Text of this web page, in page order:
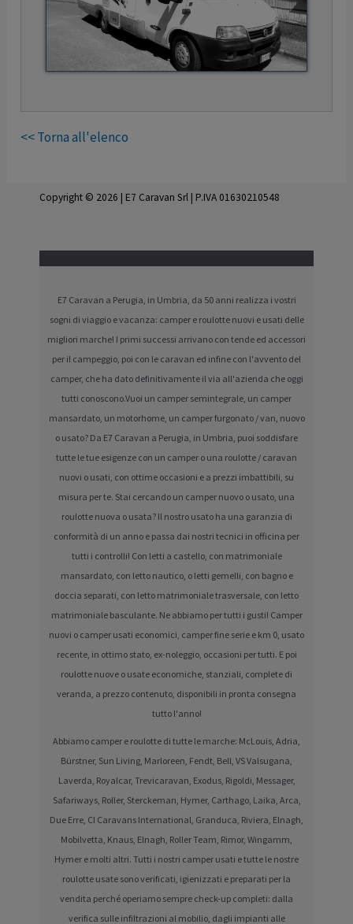
<< Torna all'elenco
Copyright © 2026 | E7 Caravan Srl | P.IVA 01630210548
E7 Caravan a Perugia, in Umbria, da 50 anni realizza i vostri
sogni di viaggio e vacanza: camper e roulotte nuovi e usati delle
migliori marche! I primi successi arrivano con tende ed accessori
per il campeggio, poi con le caravan ed infine con l'avvento del
camper, che ha dato definitivamente il via all'azienda che oggi
tutti conoscono.Vuoi un camper semintegrale, un camper
mansardato, un motorhome, un camper furgonato / van, nuovo
o usato? Da E7 Caravan a Perugia, in Umbria, puoi soddisfare
tutte le tue esigenze con un camper o una roulotte / caravan
nuovi o usati, con ottime occasioni e a prezzi imbattibili, su
misura per te. Stai cercando un camper nuovo o usato, una
roulotte nuova o usata? Il nostro usato ha una garanzia di
conformità di un anno e passa dai nostri tecnici in officina per
tutti i controlli! Con letti a castello, con matrimoniale
mansardato, con letto nautico, o letti gemelli, con bagno e
doccia separati, con letto matrimoniale trasversale, con letto
matrimoniale basculante. Ne abbiamo per tutti i gusti! Camper
nuovi o camper usati economici, camper fine serie e km 0, usato
recente, in ottimo stato, ex-noleggio, occasioni per tutti. E poi
roulotte nuove o usate economiche, stanziali, complete di
veranda, a prezzo contenuto, disponibili in pronta consegna
tutto l'anno!
Abbiamo camper e roulotte di tutte le marche: McLouis, Adria,
Bürstner, Sun Living, Marloreen, Fendt, Bell, VS Valsugana,
Laverda, Royalcar, Trevicaravan, Exodus, Rigoldi, Messager,
Safariways, Roller, Sterckeman, Hymer, Carthago, Laika, Arca,
Due Erre, CI Caravans International, Granduca, Riviera, Elnagh,
Mobilvetta, Knaus, Elnagh, Roller Team, Rimor, Wingamm,
Hymer e molti altri. Tutti i nostri camper usati e tutte le nostre
roulotte usate sono verificati, igienizzati e preparati per la
vendita perché operiamo sempre check-up completi: dalla
verifica sulle infiltrazioni al mobilio, dagli impianti alle